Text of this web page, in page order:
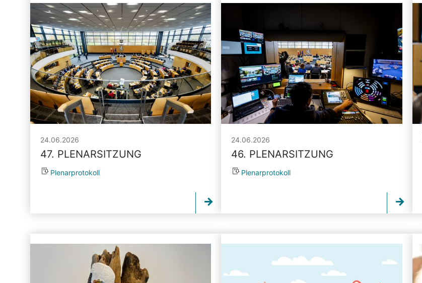
24.06.2026
47. PLENARSITZUNG
Plenarprotokoll
24.06.2026
46. PLENARSITZUNG
Plenarprotokoll